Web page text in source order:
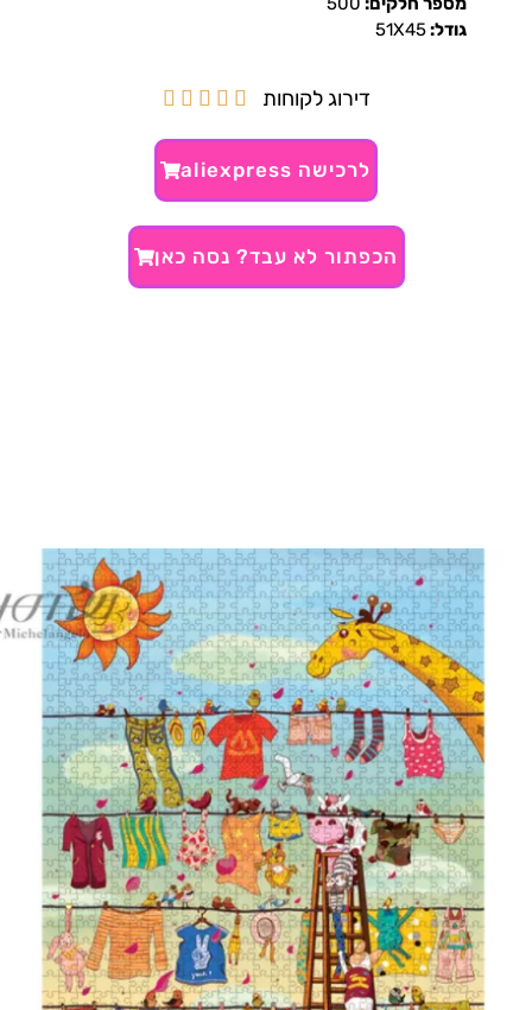
גודל:51X45
דירוג לקוחות 




לרכישה aliexpress
הכפתור לא עבד? נסה כאן